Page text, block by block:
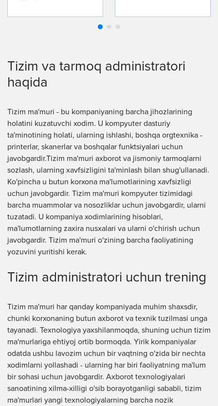
Tizim va tarmoq administratori
haqida
Tizim ma'muri - bu kompaniyaning barcha jihozlarining
holatini kuzatuvchi xodim. U kompyuter dasturiy
ta'minotining holati, ularning ishlashi, boshqa orgtexnika -
printerlar, skanerlar va boshqalar funktsiyalari uchun
javobgardir.Tizim ma'muri axborot va jismoniy tarmoqlarni
sozlash, ularning xavfsizligini ta'minlash bilan shug'ullanadi.
Ko'pincha u butun korxona ma'lumotlarining xavfsizligi
uchun javobgardir. Tizim ma'muri kompyuter tizimidagi
barcha muammolar va nosozliklar uchun javobgardir, ularni
tuzatadi. U kompaniya xodimlarining hisoblari,
ma'lumotlarning zaxira nusxalari va ularni o'chirish uchun
javobgardir. Tizim ma'muri o'zining barcha faoliyatining
yozuvini yuritishi kerak.
Tizim administratori uchun trening
Tizim ma'muri har qanday kompaniyada muhim shaxsdir,
chunki korxonaning butun axborot va texnik tuzilmasi unga
tayanadi. Texnologiya yaxshilanmoqda, shuning uchun tizim
ma'murlariga ehtiyoj ortib bormoqda. Yirik kompaniyalar
odatda ushbu lavozim uchun bir vaqtning o'zida bir nechta
xodimlarni yollashadi - ularning har biri faoliyatning ma'lum
bir sohasi uchun javobgardir. Axborot texnologiyalari
sanoatining xilma-xilligi o'sib borayotganligi sababli, tizim
ma'murlari yangi texnologiyalarning barcha nozik